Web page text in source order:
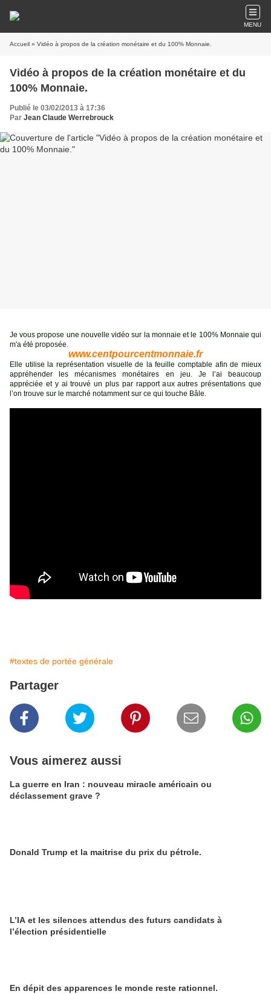
MENU
Accueil » Vidéo à propos de la création monétaire et du 100% Monnaie.
Vidéo à propos de la création monétaire et du
100% Monnaie.
Publié le 03/02/2013 à 17:36
Par Jean Claude Werrebrouck
Je vous propose une nouvelle vidéo sur la monnaie et le 100% Monnaie qui
m'a été proposée.
www.centpourcentmonnaie.fr
Elle utilise la représentation visuelle de la feuille comptable afin de mieux
appréhender les mécanismes monétaires en jeu. Je l’ai beaucoup
appréciée et y ai trouvé un plus par rapport aux autres présentations que
l’on trouve sur le marché notamment sur ce qui touche Bâle.
#textes de portée générale
Partager
Vous aimerez aussi
La guerre en Iran : nouveau miracle américain ou
déclassement grave ?
Donald Trump et la maitrise du prix du pétrole.
L’IA et les silences attendus des futurs candidats à
l’élection présidentielle
En dépit des apparences le monde reste rationnel.